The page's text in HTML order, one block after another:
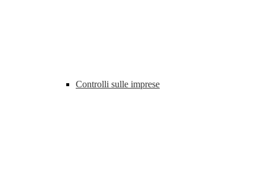
Controlli sulle imprese